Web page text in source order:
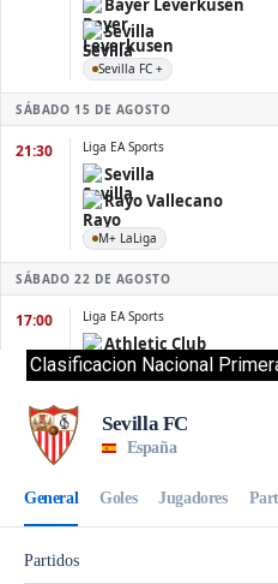
Clasificacion Nacional